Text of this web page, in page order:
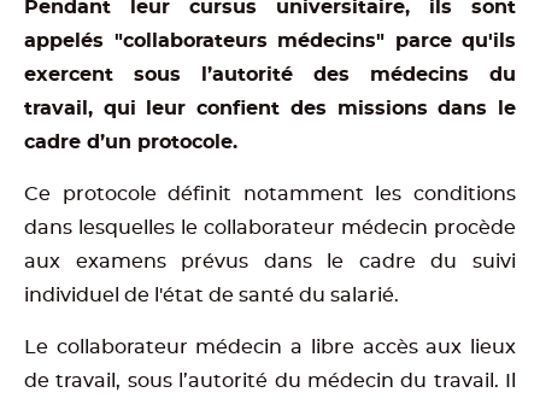
Pendant leur cursus universitaire, ils sont
appelés "collaborateurs médecins" parce qu'ils
exercent sous l’autorité des médecins du
travail, qui leur confient des missions dans le
cadre d’un protocole.
Ce protocole définit notamment les conditions
dans lesquelles le collaborateur médecin procède
aux examens prévus dans le cadre du suivi
individuel de l'état de santé du salarié.
Le collaborateur médecin a libre accès aux lieux
de travail, sous l’autorité du médecin du travail. Il